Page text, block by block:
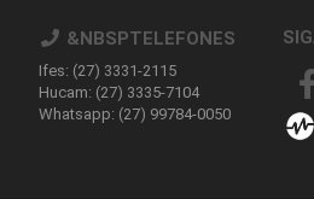
&NBSPTELEFONES
Ifes: (27) 3331-2115
Hucam: (27) 3335-7104
Whatsapp: (27) 99784-0050